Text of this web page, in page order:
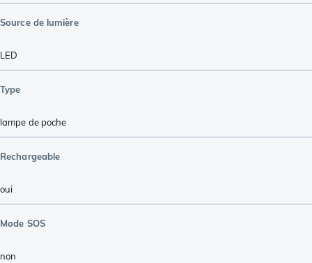
Source de lumière
LED
Type
lampe de poche
Rechargeable
oui
Mode SOS
non